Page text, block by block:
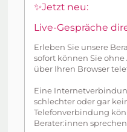
✨Jetzt neu:
Live-Gespräche
Erleben Sie unsere
sofort können Sie
über Ihren Browser
Eine
schlechter oder gar
Telefonverbindung
Berater:innen